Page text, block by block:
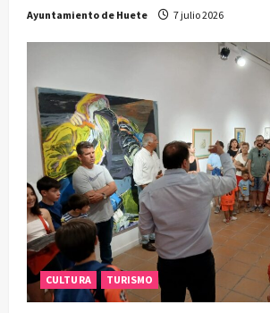
Ayuntamiento de Huete 7 julio 2026
CULTURA TURISMO